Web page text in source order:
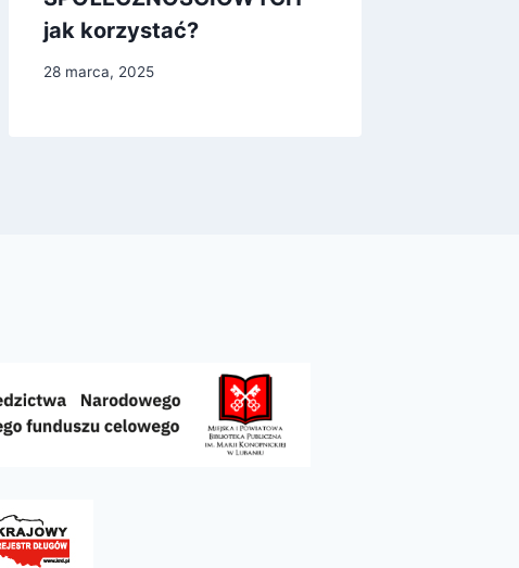
jak korzystać?
28 marca, 2025